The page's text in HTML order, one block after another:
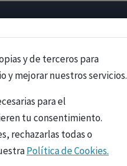
y de terceros para
y mejorar nuestros servicios.
para el
tu consentimiento.
rechazarlas todas o
Política de Cookies.